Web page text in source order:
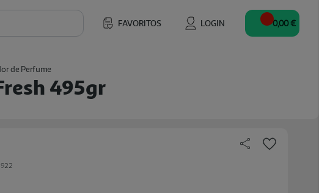
FAVORITOS LOGIN 0,00 €
de Perfume
495gr